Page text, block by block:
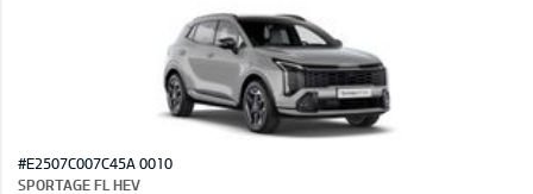
#E2507C007C45A 0010
SPORTAGE FL HEV